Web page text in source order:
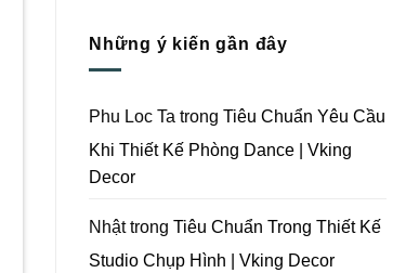
Trường
Tại
Vking
Decor
Quay
Phim
Vking
luận
ở
Tránh
Khi
Kế
Tại
Đà
Nẵng
|
Những ý kiến gần đây
Phu Loc Ta trong Tiêu Chuẩn Yêu Cầu
Khi Thiết Kế Phòng Dance | Vking
Decor
Nhậttrong Tiêu Chuẩn Trong Thiết Kế
Studio Chụp Hình | Vking Decor